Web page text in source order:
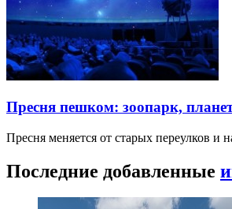
Пресня пешком: зоопарк,
Пресня меняется от старых переулков
Последние добавленные